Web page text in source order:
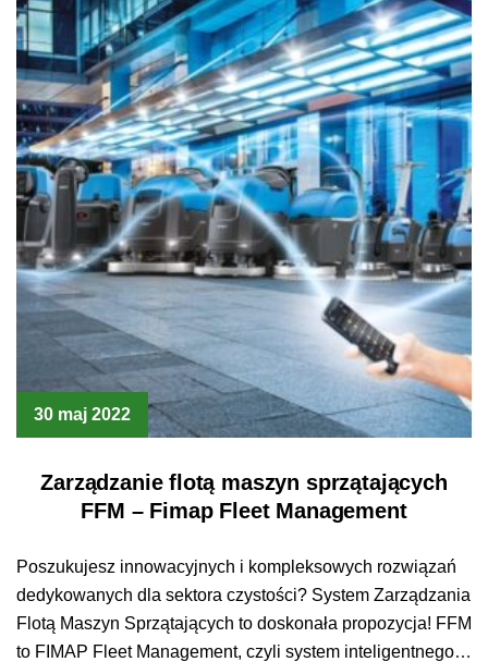
30 maj 2022
Zarządzanie flotą maszyn sprzątających
FFM – Fimap Fleet Management
Poszukujesz innowacyjnych i kompleksowych rozwiązań
dedykowanych dla sektora czystości? System Zarządzania
Flotą Maszyn Sprzątających to doskonała propozycja! FFM
to FIMAP Fleet Management, czyli system inteligentnego